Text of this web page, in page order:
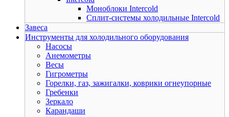
Моноблоки Intercold
Сплит-системы холодильные Intercold
Завеса
Инструменты для холодильного оборудования
Насосы
Анемометры
Весы
Гигрометры
Горелки, газ, зажигалки, коврики огнеупорные
Гребенки
Зеркало
Карандаши